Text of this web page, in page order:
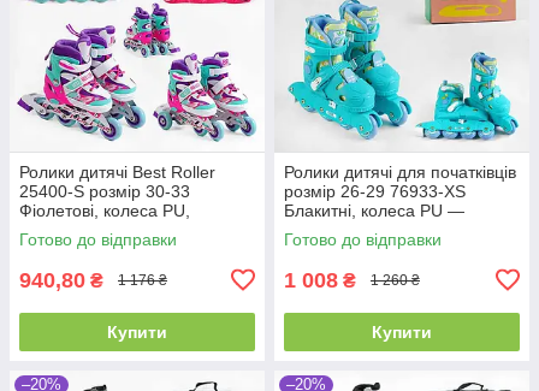
Ролики дитячі Best Roller
25400-S розмір 30-33
Фіолетові, колеса PU,
переставні задні колеса
Готово до відправки
940,80 ₴ 1 176 ₴
Купити
Ролики дитячі для початківців
розмір 26-29 76933-XS
Блакитні, колеса PU —
безшумні, світні
Готово до відправки
1 008 ₴ 1 260 ₴
Купити
–20% –20%